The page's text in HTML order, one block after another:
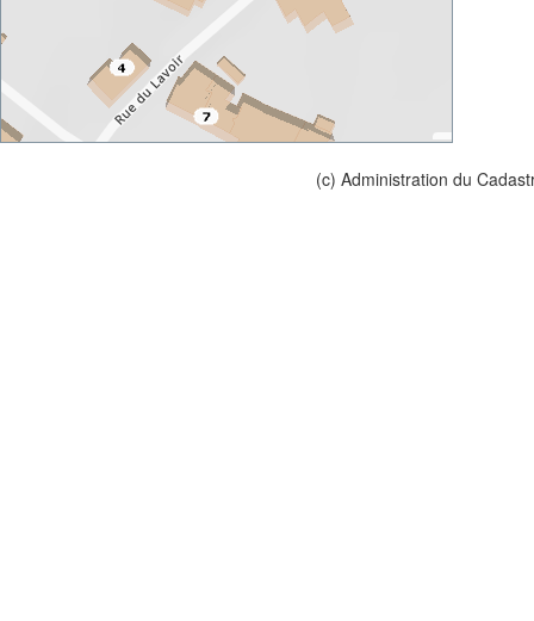
(c) Administration du